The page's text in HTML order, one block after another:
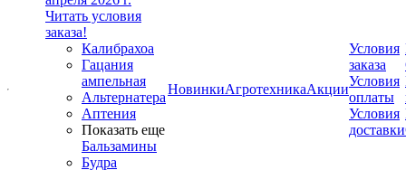
Читать условия
заказа!
Калибрахоа
Гацания
ампельная
Альтернатера
Аптения
Показать еще
Бальзамины
Будра
НовинкиАгротехникаАкции
Условия
заказа
Условия
оплаты
Условия
доставки